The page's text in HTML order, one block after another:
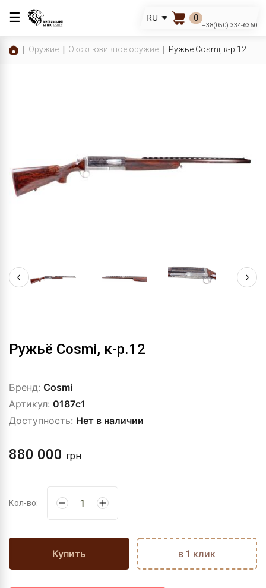
☰ RU 0
+38(050) 334-6360
Оружие Эксклюзивное оружие Ружьё Cosmi, к-р.12
Ружьё Cosmi, к-р.12
Бренд: Cosmi
Артикул: 0187c1
Доступность: Нет в наличии
880 000 грн
Кол-во:
Купить в 1 клик